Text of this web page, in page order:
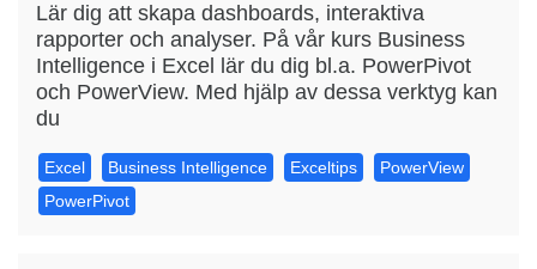
Lär dig att skapa dashboards, interaktiva
rapporter och analyser. På vår kurs Business
Intelligence i Excel lär du dig bl.a. PowerPivot
och PowerView. Med hjälp av dessa verktyg kan
du
Excel Business Intelligence Exceltips
PowerView
PowerPivot